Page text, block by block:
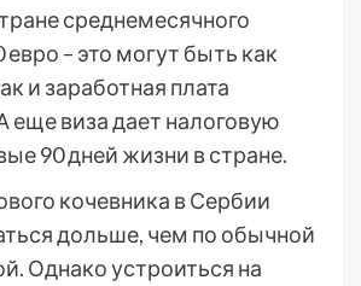
среднемесячного
евро – это могут быть как
и заработная плата
еще виза дает налоговую
90 дней жизни в стране.
кочевника в Сербии
дольше, чем по обычной
Однако устроиться на